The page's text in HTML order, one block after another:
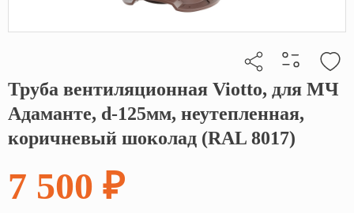
Кликните, чтобы скопировать прямую ссылку
Труба вентиляционная Viotto, для МЧ
Адаманте, d-125мм, неутепленная,
коричневый шоколад (RAL 8017)
7 500 ₽